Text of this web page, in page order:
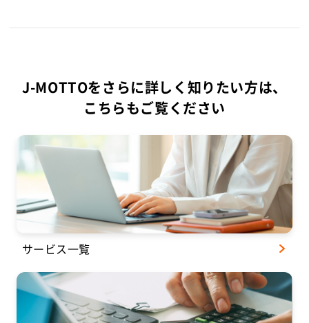
J-MOTTOをさらに詳しく知りたい方は、
こちらもご覧ください
サービス一覧